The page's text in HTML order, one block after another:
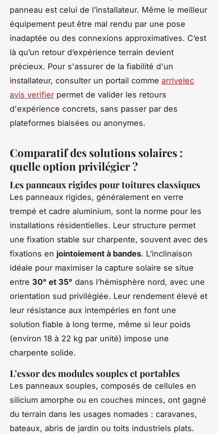
panneau est celui de l’installateur. Même le meilleur
équipement peut être mal rendu par une pose
inadaptée ou des connexions approximatives. C’est
là qu’un retour d’expérience terrain devient
précieux. Pour s'assurer de la fiabilité d'un
installateur, consulter un portail comme arrivelec
avis verifier permet de valider les retours
d'expérience concrets, sans passer par des
plateformes biaisées ou anonymes.
Comparatif des solutions solaires :
quelle option privilégier ?
Les panneaux rigides pour toitures classiques
Les panneaux rigides, généralement en verre
trempé et cadre aluminium, sont la norme pour les
installations résidentielles. Leur structure permet
une fixation stable sur charpente, souvent avec des
fixations en jointoiement à bandes. L’inclinaison
idéale pour maximiser la capture solaire se situe
entre 30° et 35° dans l’hémisphère nord, avec une
orientation sud privilégiée. Leur rendement élevé et
leur résistance aux intempéries en font une
solution fiable à long terme, même si leur poids
(environ 18 à 22 kg par unité) impose une
charpente solide.
L’essor des modules souples et portables
Les panneaux souples, composés de cellules en
silicium amorphe ou en couches minces, ont gagné
du terrain dans les usages nomades : caravanes,
bateaux, abris de jardin ou toits industriels plats.